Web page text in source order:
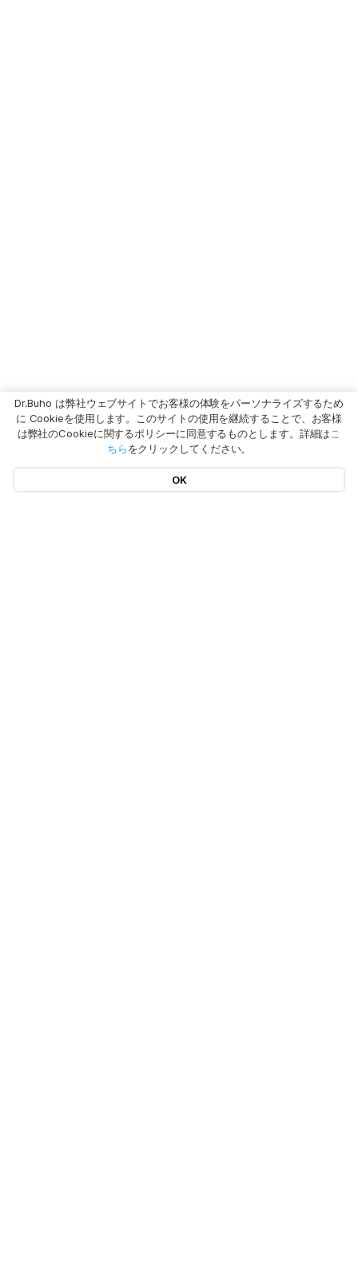
Dr.Buho は弊社ウェブサイトでお客様の体験をパーソナライズするため
に Cookieを使用します。このサイトの使用を継続することで、お客様
は弊社のCookieに関するポリシーに同意するものとします。詳細は こ
ちらをクリックしてください。
OK